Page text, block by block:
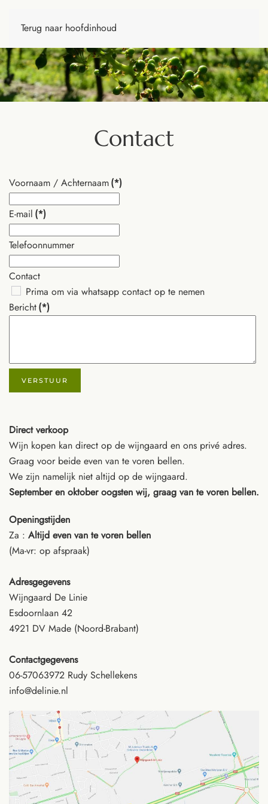
Terug naar hoofdinhoud
Contact
Voornaam / Achternaam(*)
E-mail (*)
Telefoonnummer
Contact
Prima om via whatsapp contact op te nemen
Bericht(*)
VERSTUUR
Direct verkoop
Wijn kopen kan direct op de wijngaard en ons privé adres.
Graag voor beide even van te voren bellen.
We zijn namelijk niet altijd op de wijngaard.
September en oktober oogsten wij, graag van te voren bellen.
Openingstijden
Za : Altijd even van te voren bellen
(Ma-vr: op afspraak)
Adresgegevens
Wijngaard De Linie
Esdoornlaan 42
4921 DV Made (Noord-Brabant)
Contactgegevens
06-57063972 Rudy Schellekens
info@delinie.nl